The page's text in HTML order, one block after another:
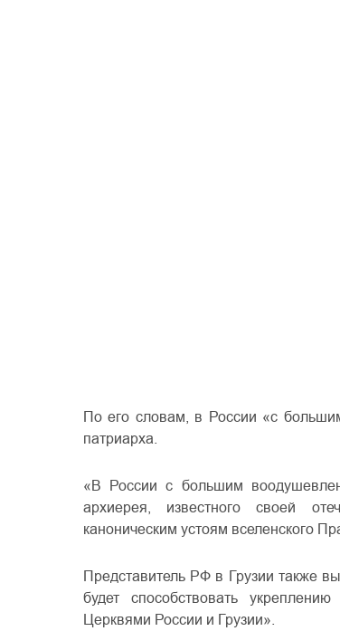
По его словам, в России «с
патриарха.
«В России с большим
архиерея, известного своей
каноническим устоям вселенского
Представитель РФ в Грузии также
будет способствовать
Церквями России и Грузии».